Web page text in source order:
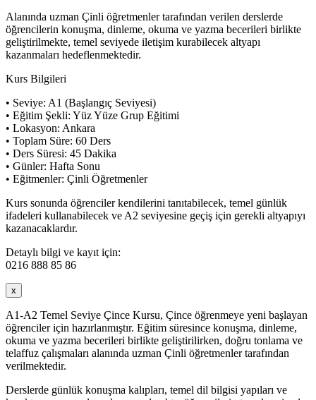
Alanında uzman Çinli öğretmenler tarafından verilen derslerde
öğrencilerin konuşma, dinleme, okuma ve yazma becerileri birlikte
geliştirilmekte, temel seviyede iletişim kurabilecek altyapı
kazanmaları hedeflenmektedir.
Kurs Bilgileri
• Seviye: A1 (Başlangıç Seviyesi)
• Eğitim Şekli: Yüz Yüze Grup Eğitimi
• Lokasyon: Ankara
• Toplam Süre: 60 Ders
• Ders Süresi: 45 Dakika
• Günler: Hafta Sonu
• Eğitmenler: Çinli Öğretmenler
Kurs sonunda öğrenciler kendilerini tanıtabilecek, temel günlük
ifadeleri kullanabilecek ve A2 seviyesine geçiş için gerekli altyapıyı
kazanacaklardır.
Detaylı bilgi ve kayıt için:
0216 888 85 86
x
A1-A2 Temel Seviye Çince Kursu, Çince öğrenmeye yeni başlayan
öğrenciler için hazırlanmıştır. Eğitim süresince konuşma, dinleme,
okuma ve yazma becerileri birlikte geliştirilirken, doğru tonlama ve
telaffuz çalışmaları alanında uzman Çinli öğretmenler tarafından
verilmektedir.
Derslerde günlük konuşma kalıpları, temel dil bilgisi yapıları ve